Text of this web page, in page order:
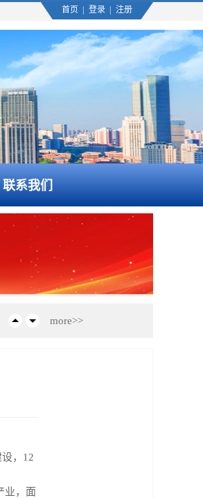
首页 登录 注册
联系我们
more>>
，12
业，面